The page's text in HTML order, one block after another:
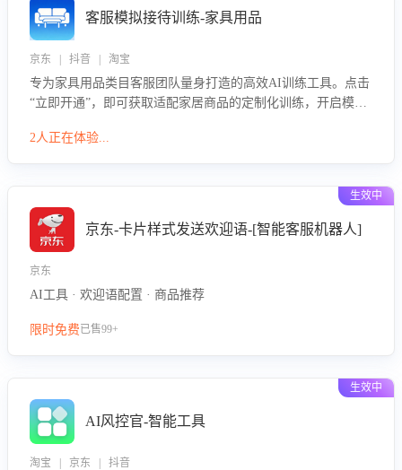
客服模拟接待训练-家具用品
京东 | 抖音 | 淘宝
专为家具用品类目客服团队量身打造的高效AI训练工具。点击
“立即开通”，即可获取适配家居商品的定制化训练，开启模拟
参数咨询等高频场景下的专业应对能力。
2人正在体验...
生效中
京东-卡片样式发送欢迎语-[智能客服机器人]
京东
AI工具 · 欢迎语配置 · 商品推荐
限时免费已售99+
生效中
AI风控官-智能工具
淘宝 | 京东 | 抖音